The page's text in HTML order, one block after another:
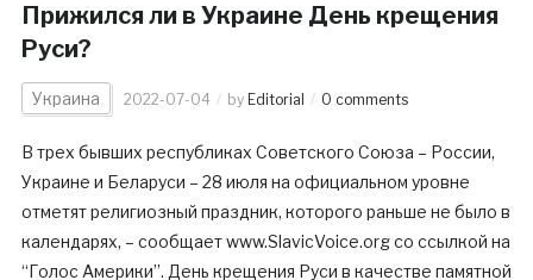
Прижился ли в Украине День крещения
Руси?
Украина 2022-07-04 by Editorial 0 comments
В трех бывших республиках Советского Союза – России,
Украине и Беларуси – 28 июля на официальном уровне
отметят религиозный праздник, которого раньше не было в
календарях, – сообщает www.SlavicVoice.org со ссылкой на
“Голос Америки”. День крещения Руси в качестве памятной